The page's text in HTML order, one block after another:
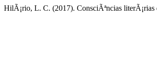
HilÃ¡rio, L. C. (2017). ConsciÃªncias literÃ¡rias